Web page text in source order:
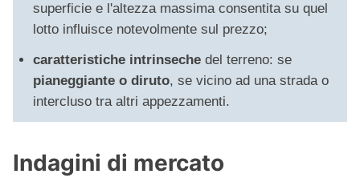
superficie e l'altezza massima consentita su quel
lotto influisce notevolmente sul prezzo;
caratteristiche intrinseche del terreno: se
pianeggiante o diruto, se vicino ad una strada o
intercluso tra altri appezzamenti.
Indagini di mercato